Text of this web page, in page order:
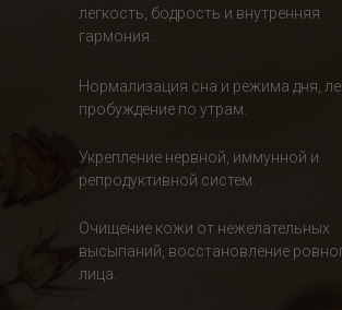
легкость, бодрость и внутренняя
гармония.
Нормализация сна и режима дня,
пробуждение по утрам.
Укрепление нервной, иммунной и
репродуктивной систем.
Очищение кожи от нежелательных
высыпаний, восстановление
лица.